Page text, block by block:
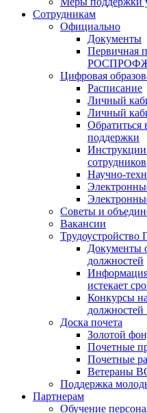
Сотрудникам
Официально
Документы
Первичная
Цифровая
Расписание
Личный
Личный
Обратиться
поддержки
сотрудников
Научно-
Советы и
Вакансии
Документы
должностей
Информация
истекает
Конкурсы
Доска почета
Золотой
Почетные
Почетные
Ветераны
Поддержка
Партнерам
Обучение